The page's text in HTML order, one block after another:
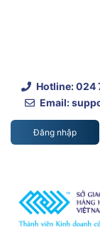
Hotline:024
Email:
Đăng nhập